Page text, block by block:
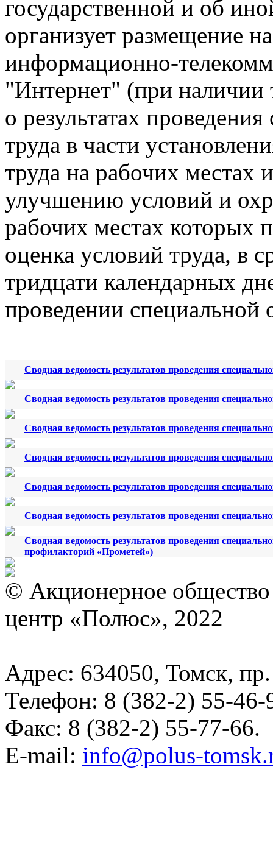
государственной и об
организует размещение
информационно-
"Интернет" (при наличии
о результатах
труда в части
труда на рабочих местах
улучшению условий и
рабочих местах которых
оценка условий труда, в
тридцати календарных
проведении специальной
Сводная ведомость результатов проведения
Сводная ведомость результатов проведения
Сводная ведомость результатов проведения
Сводная ведомость результатов проведения
Сводная ведомость результатов проведения
Сводная ведомость результатов проведения
Сводная ведомость результатов проведения
профилакторий «Прометей»)
© Акционерное
центр «Полюс», 2022
Адрес: 634050, Томск,
Телефон: 8 (382-2) 55-
Факс: 8 (382-2) 55-77-66.
E-mail: info@polus-